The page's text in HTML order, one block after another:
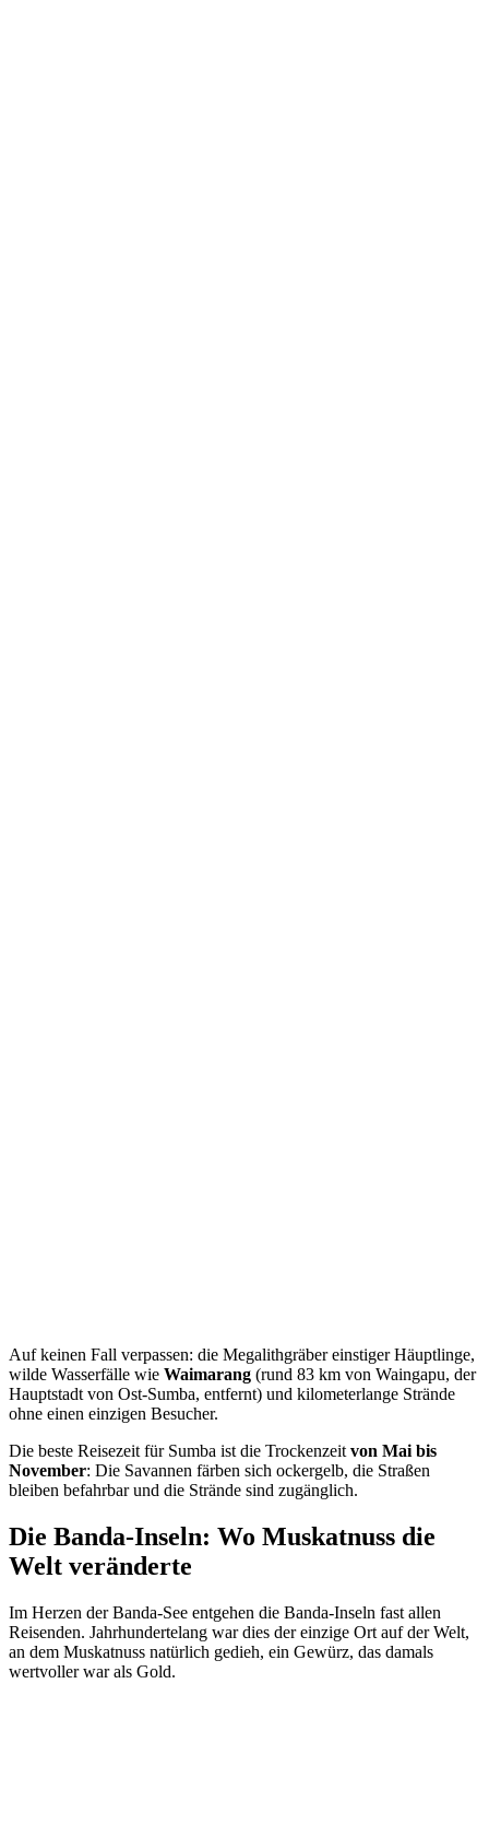
Auf keinen Fall verpassen: die Megalithgräber einstiger Häuptlinge,
wilde Wasserfälle wie Waimarang (rund 83 km von Waingapu, der
Hauptstadt von Ost-Sumba, entfernt) und kilometerlange Strände
ohne einen einzigen Besucher.
Die beste Reisezeit für Sumba ist die Trockenzeit von Mai bis
November: Die Savannen färben sich ockergelb, die Straßen
bleiben befahrbar und die Strände sind zugänglich.
Die Banda-Inseln: Wo Muskatnuss die
Welt veränderte
Im Herzen der Banda-See entgehen die Banda-Inseln fast allen
Reisenden. Jahrhundertelang war dies der einzige Ort auf der Welt,
an dem Muskatnuss natürlich gedieh, ein Gewürz, das damals
wertvoller war als Gold.